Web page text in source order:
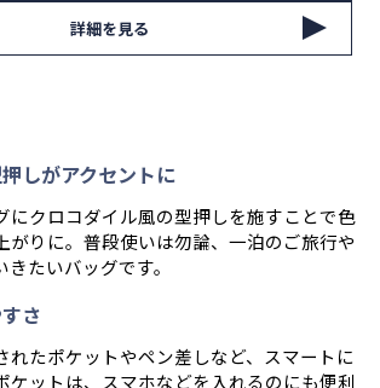
詳細を見る
しがアクセントに
にクロコダイル風の型押しを施すことで色
がりに。普段使いは勿論、一泊のご旅行や
たいバッグです。
さ
れたポケットやペン差しなど、スマートに
ケットは、スマホなどを入れるのにも便利